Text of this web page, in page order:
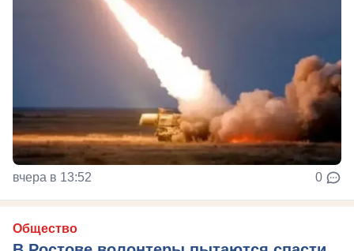
вчера в 13:52 0
Общество